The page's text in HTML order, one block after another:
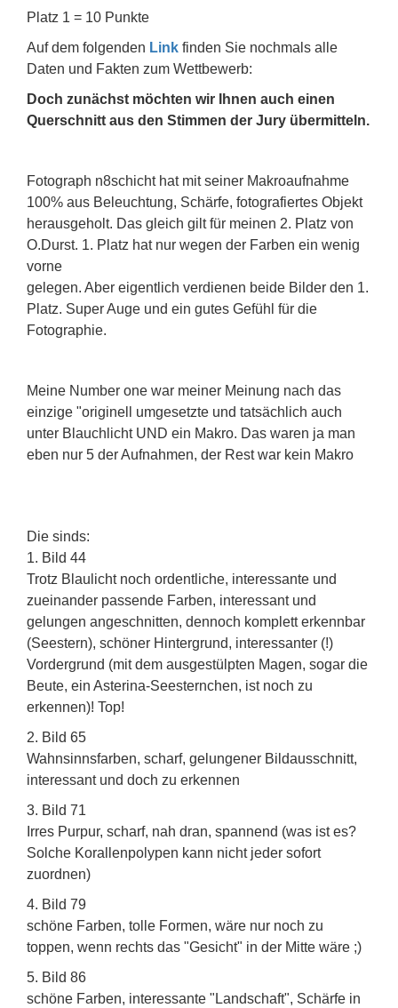
Platz 1 = 10 Punkte
Auf dem folgenden Link finden Sie nochmals alle
Daten und Fakten zum Wettbewerb:
Doch zunächst möchten wir Ihnen auch einen
Querschnitt aus den Stimmen der Jury übermitteln.
Fotograph n8schicht hat mit seiner Makroaufnahme
100% aus Beleuchtung, Schärfe, fotografiertes Objekt
herausgeholt. Das gleich gilt für meinen 2. Platz von
O.Durst. 1. Platz hat nur wegen der Farben ein wenig
vorne
gelegen. Aber eigentlich verdienen beide Bilder den 1.
Platz. Super Auge und ein gutes Gefühl für die
Fotographie.
Meine Number one war meiner Meinung nach das
einzige "originell umgesetzte und tatsächlich auch
unter Blauchlicht UND ein Makro. Das waren ja man
eben nur 5 der Aufnahmen, der Rest war kein Makro
Die sinds:
1. Bild 44
Trotz Blaulicht noch ordentliche, interessante und
zueinander passende Farben, interessant und
gelungen angeschnitten, dennoch komplett erkennbar
(Seestern), schöner Hintergrund, interessanter (!)
Vordergrund (mit dem ausgestülpten Magen, sogar die
Beute, ein Asterina-Seesternchen, ist noch zu
erkennen)! Top!
2. Bild 65
Wahnsinnsfarben, scharf, gelungener Bildausschnitt,
interessant und doch zu erkennen
3. Bild 71
Irres Purpur, scharf, nah dran, spannend (was ist es?
Solche Korallenpolypen kann nicht jeder sofort
zuordnen)
4. Bild 79
schöne Farben, tolle Formen, wäre nur noch zu
toppen, wenn rechts das "Gesicht" in der Mitte wäre ;)
5. Bild 86
schöne Farben, interessante "Landschaft", Schärfe in